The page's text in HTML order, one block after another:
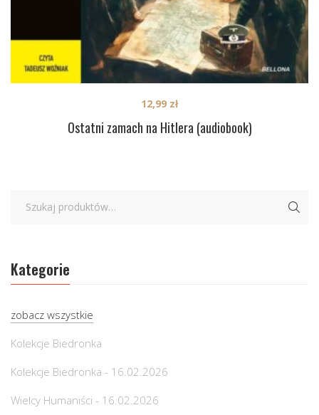
Ostatni zamach na Hitlera (audiobook)
12,99 zł
Kategorie
zobacz wszystkie
Kolekcje Biedronka
Kolekcje Biedronka - 16.02.2026
Wielcy Humaniści - 16.02.2026